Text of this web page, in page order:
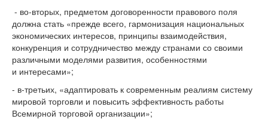
- во-вторых, предметом договоренности правового поля
должна стать «прежде всего, гармонизация национальных
экономических интересов, принципы взаимодействия,
конкуренция и сотрудничество между странами со своими
различными моделями развития, особенностями
и интересами»;
- в-третьих, «адаптировать к современным реалиям систему
мировой торговли и повысить эффективность работы
Всемирной торговой организации»;